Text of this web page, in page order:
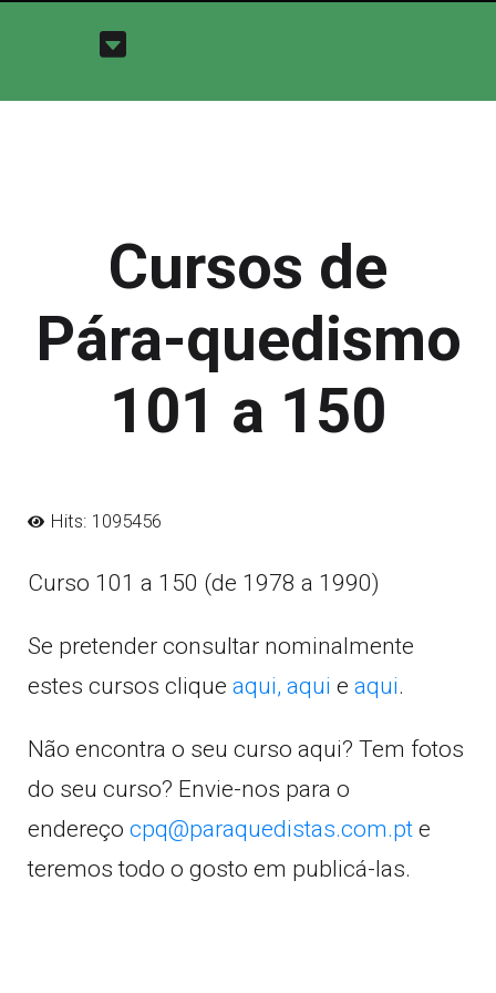
Cursos de
Pára-quedismo
101 a 150
Hits: 1095456
Curso 101 a 150 (de 1978 a 1990)
Se pretender consultar nominalmente
estes cursos clique aqui, aqui e aqui.
Não encontra o seu curso aqui? Tem fotos
do seu curso? Envie-nos para o
endereço cpq@paraquedistas.com.pt e
teremos todo o gosto em publicá-las.